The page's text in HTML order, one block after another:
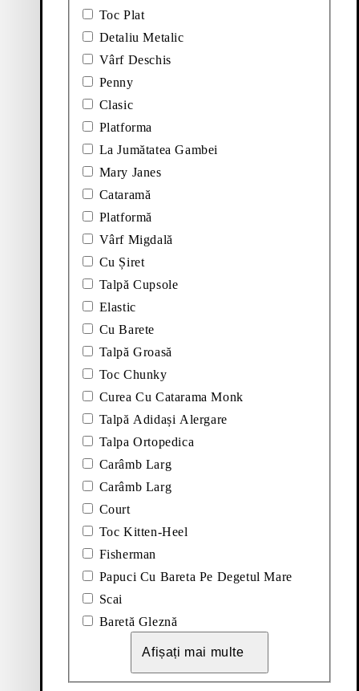
(Negru, Piele)
Aleya Mocasini
Preț:
140€
Negru, Piele
Adăugați la favorite: ALEYA MOCASINI (Negru,
(Negru, Lacuit / Embosat)
Preț:
Maro, Piele Împletită
Adăugați la favorite: EFFIE SANDALE (Maro,
(Negru, Piele/Comb)
Vega Cizme
Noutate
Preț:
200€
Adăugați la favorite: VEGA CIZME (Negru, Piele/
(Maro Închis, Împletit)
Danya Sandale
Preț:
120 €
Negru, Împletit
Adăugați la favorite: DANYA SANDALE (Negru,
CU TOC (Negru, Piele)
Maro, Piele Întoarsa
Toc Plat
Detaliu Metalic
Vârf Deschis
Penny
Clasic
Platforma
La Jumătatea Gambei
Mary Janes
Cataramă
Platformă
Vârf Migdală
Cu Șiret
Talpă Cupsole
Elastic
Cu Barete
Talpă Groasă
Toc Chunky
Curea Cu Catarama Monk
Talpă Adidași Alergare
Talpa Ortopedica
Carâmb Larg
Carâmb Larg
Court
Toc Kitten-Heel
Fisherman
Papuci Cu Bareta Pe Degetul Mare
Scai
Baretă Gleznă
Afișați mai multe